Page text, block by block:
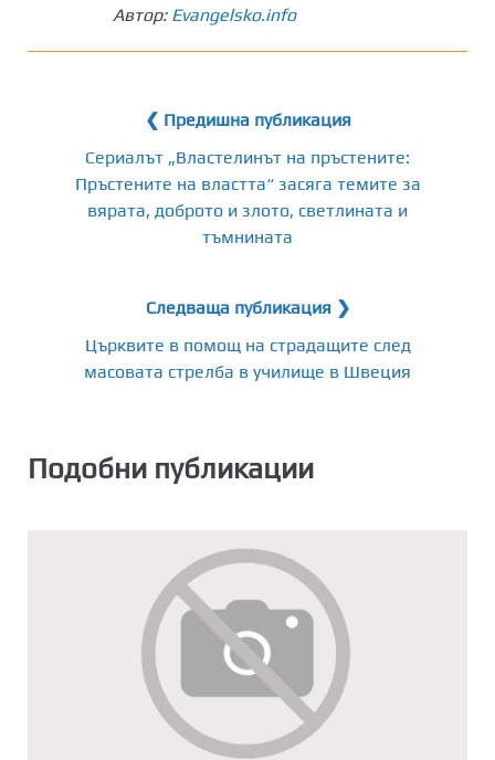
Автор: Evangelsko.info
❮ Предишна публикация
Сериалът „Властелинът на пръстените:
Пръстените на властта“ засяга темите за
вярата, доброто и злото, светлината и
тъмнината
Следваща публикация ❯
Църквите в помощ на страдащите след
масовата стрелба в училище в Швеция
Подобни публикации